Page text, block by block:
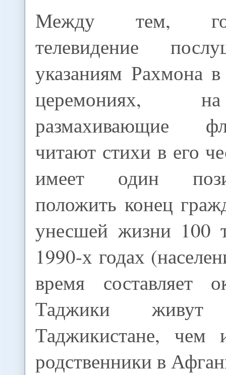
Между тем,
телевидение
указаниям Рахмона
церемониях,
размахивающие
читают стихи в его
имеет один
положить конец
унесшей жизни 100
1990-х годах
время составляет
Таджики
Таджикистане, чем
родственники в